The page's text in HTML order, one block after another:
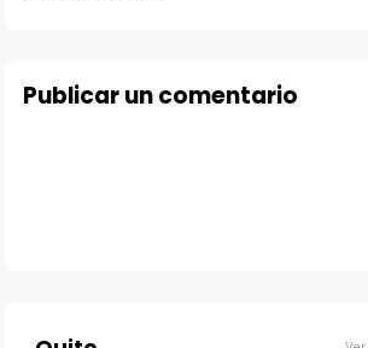
Publicar un comentario